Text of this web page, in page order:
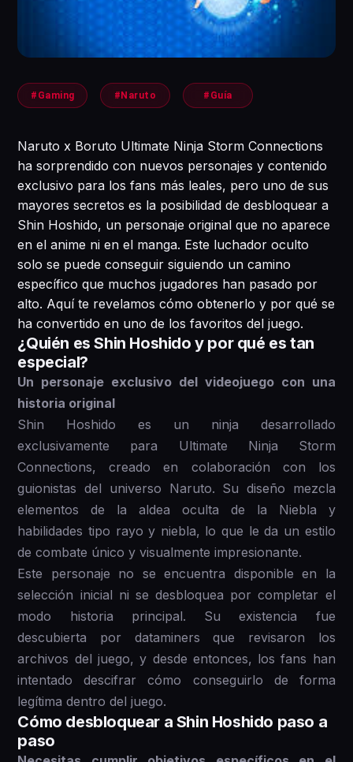
#Gaming #Naruto #Guía
Naruto x Boruto Ultimate Ninja Storm Connections
ha sorprendido con nuevos personajes y contenido
exclusivo para los fans más leales, pero uno de sus
mayores secretos es la posibilidad de desbloquear a
Shin Hoshido, un personaje original que no aparece
en el anime ni en el manga. Este luchador oculto
solo se puede conseguir siguiendo un camino
específico que muchos jugadores han pasado por
alto. Aquí te revelamos cómo obtenerlo y por qué se
ha convertido en uno de los favoritos del juego.
¿Quién es Shin Hoshido y por qué es tan
especial?
Un personaje exclusivo del videojuego con una
historia original
Shin Hoshido es un ninja desarrollado
exclusivamente para Ultimate Ninja Storm
Connections, creado en colaboración con los
guionistas del universo Naruto. Su diseño mezcla
elementos de la aldea oculta de la Niebla y
habilidades tipo rayo y niebla, lo que le da un estilo
de combate único y visualmente impresionante.
Este personaje no se encuentra disponible en la
selección inicial ni se desbloquea por completar el
modo historia principal. Su existencia fue
descubierta por dataminers que revisaron los
archivos del juego, y desde entonces, los fans han
intentado descifrar cómo conseguirlo de forma
legítima dentro del juego.
Cómo desbloquear a Shin Hoshido paso a
paso